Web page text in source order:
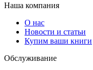
Наша компания
О нас
Новости и статьи
Купим ваши книги
Обслуживание